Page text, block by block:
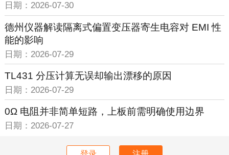
日期：2026-07-30
德州仪器解读隔离式偏置变压器寄生电容对 EMI 性
能的影响
日期：2026-07-29
TL431 分压计算无误却输出漂移的原因
日期：2026-07-29
0Ω 电阻并非简单短路，上板前需明确使用边界
日期：2026-07-27